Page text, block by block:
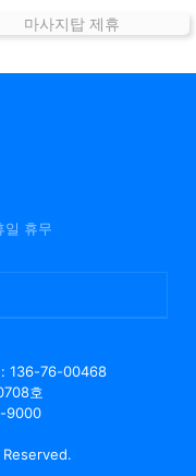
마사지탑 제휴
일 휴무
: 136-76-00468
호
9000